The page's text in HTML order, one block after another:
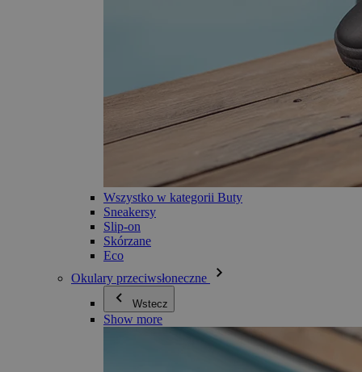
Wszystko w kategorii Buty
Sneakersy
Slip-on
Skórzane
Eco
Okulary przeciwsłoneczne
Wstecz
Show more